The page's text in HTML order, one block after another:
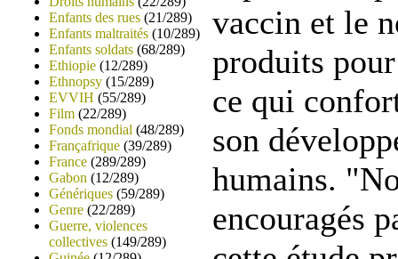
Enfants des rues (21/289)
Enfants maltraités (10/289)
Enfants soldats (68/289)
Ethiopie (12/289)
Ethnopsy (15/289)
EVVIH (55/289)
Film (22/289)
Fonds mondial (48/289)
Françafrique (39/289)
France (289/289)
Gabon (12/289)
Génériques (59/289)
Genre (22/289)
Guerre, violences
collectives (149/289)
vaccin et le
produits
ce qui
son
humains.
encouragés